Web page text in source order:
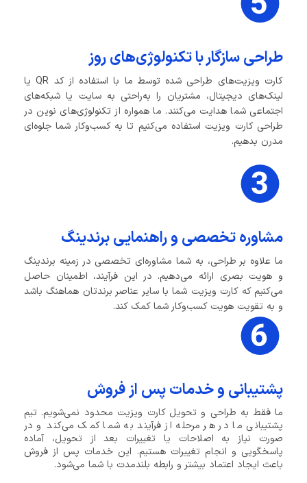
طراحی سازگار با تکنولوژی‌های روز
کارت ویزیت‌های طراحی شده توسط ما با استفاده از کد QR یا
لینک‌های دیجیتال، مشتریان را به‌راحتی به سایت یا شبکه‌های
اجتماعی شما هدایت می‌کنند. ما همواره از تکنولوژی‌های نوین در
طراحی کارت ویزیت استفاده می‌کنیم تا به کسب‌وکار شما جلوه‌ای
مدرن بدهیم.
مشاوره تخصصی و راهنمایی برندینگ
ما علاوه بر طراحی، به شما مشاوره‌ای تخصصی در زمینه برندینگ
و هویت بصری ارائه می‌دهیم. در این فرآیند، اطمینان حاصل
می‌کنیم که کارت ویزیت شما با سایر عناصر برندتان هماهنگ باشد
و به تقویت هویت کسب‌وکار شما کمک کند.
پشتیبانی و خدمات پس از فروش
ما فقط به طراحی و تحویل کارت ویزیت محدود نمی‌شویم. تیم
پشتیبانی ما در هر مرحله از فرآیند به شما کمک می‌کند و در
صورت نیاز به اصلاحات یا تغییرات بعد از تحویل، آماده
پاسخگویی و انجام تغییرات هستیم. این خدمات پس از فروش
باعث ایجاد اعتماد بیشتر و رابطه بلندمدت با شما می‌شود.